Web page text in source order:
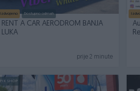
Izdvojeno Dostupno odmah
RENT A CAR AERODROM BANJA
LUKA
prije 2 minute
PIK SHOP